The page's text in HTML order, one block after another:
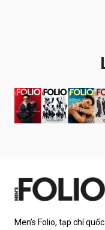
Men’s Folio, tạp chí